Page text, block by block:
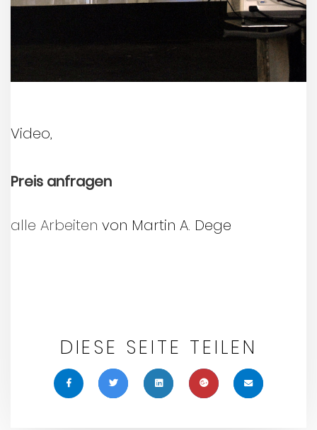
Video,
Preis anfragen
alle Arbeiten von Martin A. Dege
DIESE SEITE TEILEN